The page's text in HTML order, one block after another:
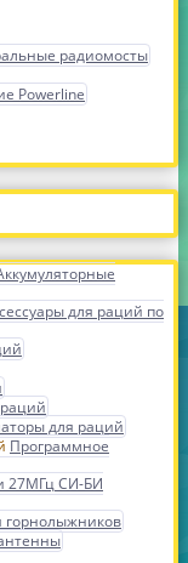
радиомосты
Powerline
для раций по
для раций
Программное
27МГц СИ-БИ
горнолыжников